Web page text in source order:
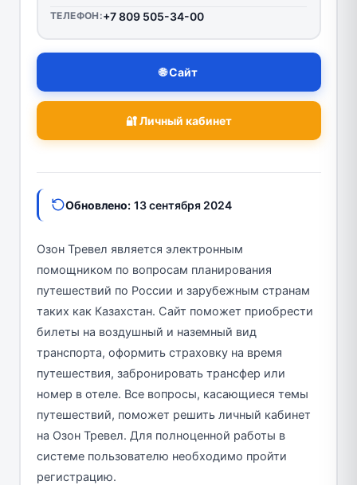
ТЕЛЕФОН:+7 809 505-34-00
🌐 Сайт
🔐 Личный кабинет
Обновлено: 13 сентября 2024
Озон Тревел является электронным
помощником по вопросам планирования
путешествий по России и зарубежным странам
таких как Казахстан. Сайт поможет приобрести
билеты на воздушный и наземный вид
транспорта, оформить страховку на время
путешествия, забронировать трансфер или
номер в отеле. Все вопросы, касающиеся темы
путешествий, поможет решить личный кабинет
на Озон Тревел. Для полноценной работы в
системе пользователю необходимо пройти
регистрацию.